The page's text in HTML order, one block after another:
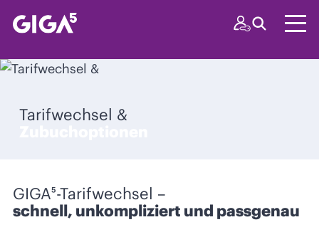
Tarifwechsel &
GIGA⁵-Tarifwechsel –
schnell, unkompliziert und passgenau